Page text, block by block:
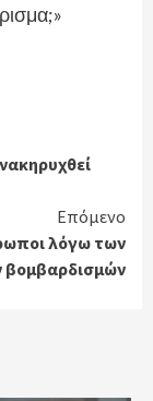
Επόμενο
λόγω των
βομβαρδισμών